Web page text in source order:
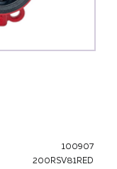
100907
200RSV81RED